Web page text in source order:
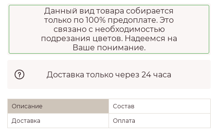
Данный вид товара собирается
только по 100% предоплате. Это
связано с необходимостью
подрезания цветов. Надеемся на
Ваше понимание.
Доставка только через 24 часа
Описание
Состав
Доставка
Оплата